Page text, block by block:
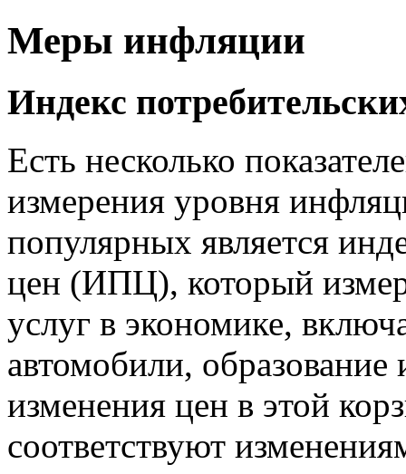
Меры инфляции
Индекс
Есть несколько
измерения уровня
популярных является
цен (ИПЦ), который
услуг в экономике,
автомобили,
изменения цен в этой
соответствуют